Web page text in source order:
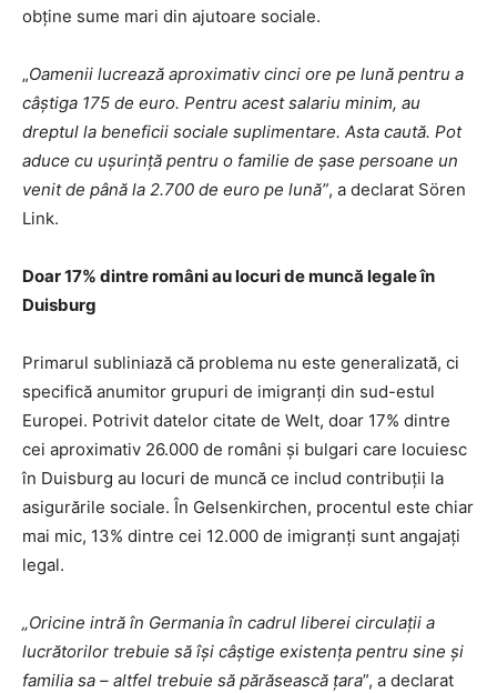
obține sume mari din ajutoare sociale.
„Oamenii lucrează aproximativ cinci ore pe lună pentru a
câștiga 175 de euro. Pentru acest salariu minim, au
dreptul la beneficii sociale suplimentare. Asta caută. Pot
aduce cu ușurință pentru o familie de șase persoane un
venit de până la 2.700 de euro pe lună”, a declarat Sören
Link.
Doar 17% dintre români au locuri de muncă legale în
Duisburg
Primarul subliniază că problema nu este generalizată, ci
specifică anumitor grupuri de imigranți din sud-estul
Europei. Potrivit datelor citate de Welt, doar 17% dintre
cei aproximativ 26.000 de români și bulgari care locuiesc
în Duisburg au locuri de muncă ce includ contribuții la
asigurările sociale. În Gelsenkirchen, procentul este chiar
mai mic, 13% dintre cei 12.000 de imigranți sunt angajați
legal.
„Oricine intră în Germania în cadrul liberei circulații a
lucrătorilor trebuie să își câștige existența pentru sine și
familia sa – altfel trebuie să părăsească țara”, a declarat